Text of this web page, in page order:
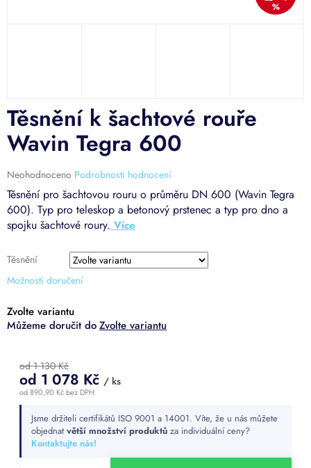
%
Těsnění
Možnosti doručení
Těsnění pro šachtovou rouru o průměru DN 600 (Wavin Tegra
600). Typ pro teleskop a betonový prstenec a typ pro dno a
spojku šachtové roury.
Těsnění k šachtové rouře
Wavin Tegra 600
Průměrné
hodnocení
produktu
je
0,0
5
hvězdiček.
Neohodnoceno Podrobnosti hodnocení
Zvolte variantu
Zvolte variantu
od 1 130 Kč
od 1 078 Kč / ks
od890,90 Kčbez DPH
cena:Jsme držiteli certifikátů ISO 9001 a 14001. Víte, že u nás můžete
objednat větší množství produktů za individuální ceny?
Kontaktujte nás!